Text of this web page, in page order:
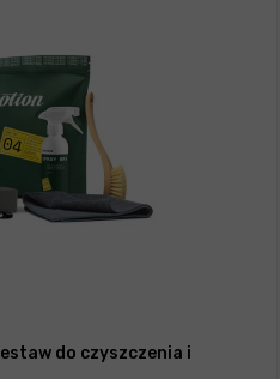
do czyszczenia i